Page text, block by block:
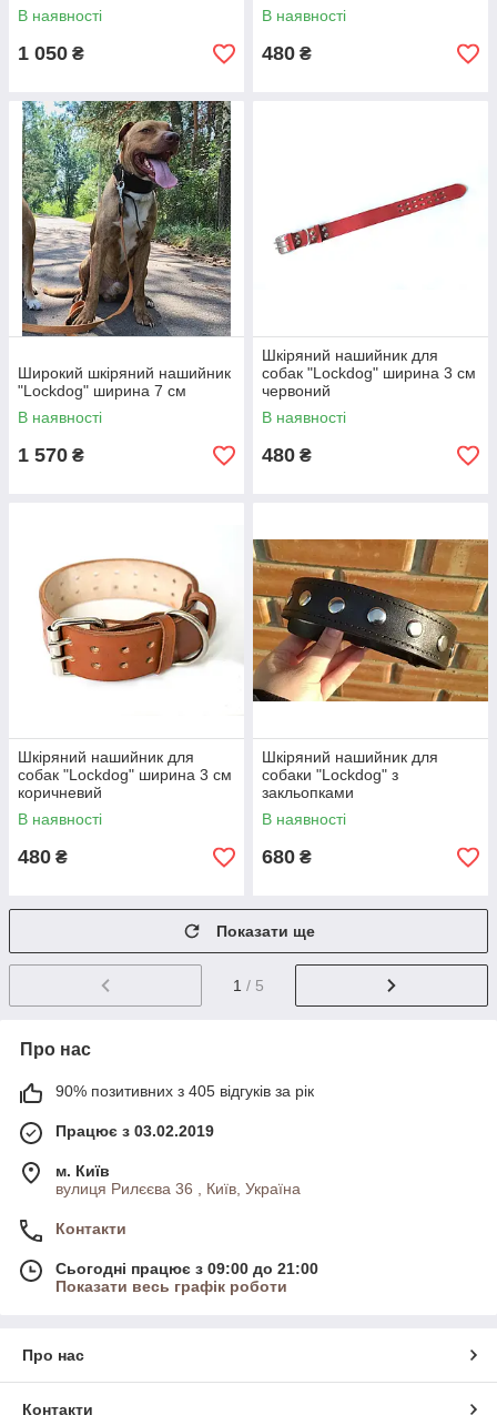
В наявності
1 050 ₴
В наявності
480 ₴
Широкий шкіряний нашийник
"Lockdog" ширина 7 см
В наявності
1 570 ₴
Шкіряний нашийник для
собак "Lockdog" ширина 3 см
червоний
В наявності
480 ₴
Шкіряний нашийник для
собак "Lockdog" ширина 3 см
коричневий
В наявності
480 ₴
Шкіряний нашийник для
собаки "Lockdog" з
закльопками
В наявності
680 ₴
Показати ще
1 / 5
Про нас
90% позитивних з 405 відгуків за рік
Працює з 03.02.2019
м. Київ
вулиця Рилєєва 36 , Київ, Україна
Контакти
Сьогодні працює з 09:00 до 21:00
Показати весь графік роботи
Про нас
Контакти